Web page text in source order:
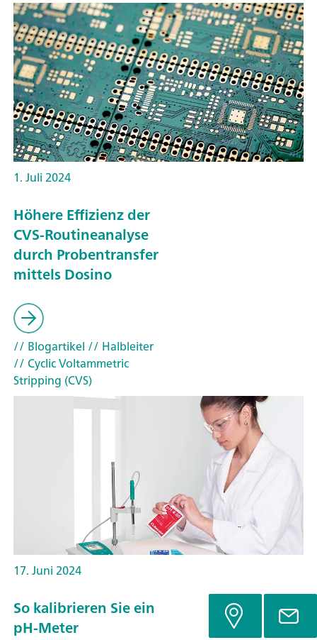
1. Juli 2024
Höhere Effizienz der
CVS-Routineanalyse
durch Probentransfer
mittels Dosino
// Blogartikel // Halbleiter
// Cyclic Voltammetric
Stripping (CVS)
17. Juni 2024
So kalibrieren Sie ein
pH-Meter